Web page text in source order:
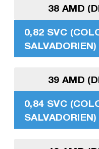
38 AMD
0,82 SVC
SALVADORIEN)
39 AMD
0,84 SVC
SALVADORIEN)